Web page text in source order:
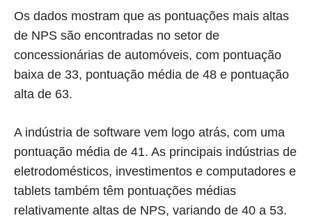
Os dados mostram que as pontuações mais altas
de NPS são encontradas no setor de
concessionárias de automóveis, com pontuação
baixa de 33, pontuação média de 48 e pontuação
alta de 63.
A indústria de software vem logo atrás, com uma
pontuação média de 41. As principais indústrias de
eletrodomésticos, investimentos e computadores e
tablets também têm pontuações médias
relativamente altas de NPS, variando de 40 a 53.